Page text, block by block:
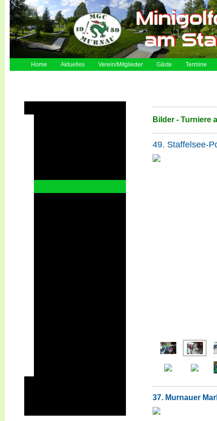
Home Aktuelles Verein/Mitglieder Gäste Termine
Bilder - Turniere
49. Staffelsee-
37. Murnauer